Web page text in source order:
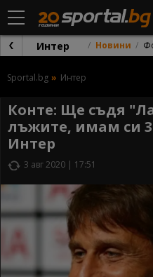
Интер Новини
Sportal.bg Интер
Конте: Ще съдя
лъжите, имам си
Интер
3 авг 2020 | 17:51